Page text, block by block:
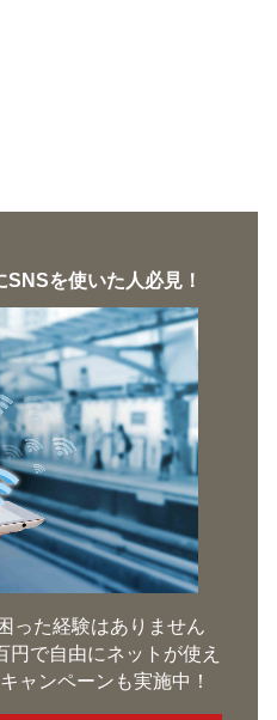
を使いた人必見！
った経験はありません
で自由にネットが使え
ャンペーンも実施中！